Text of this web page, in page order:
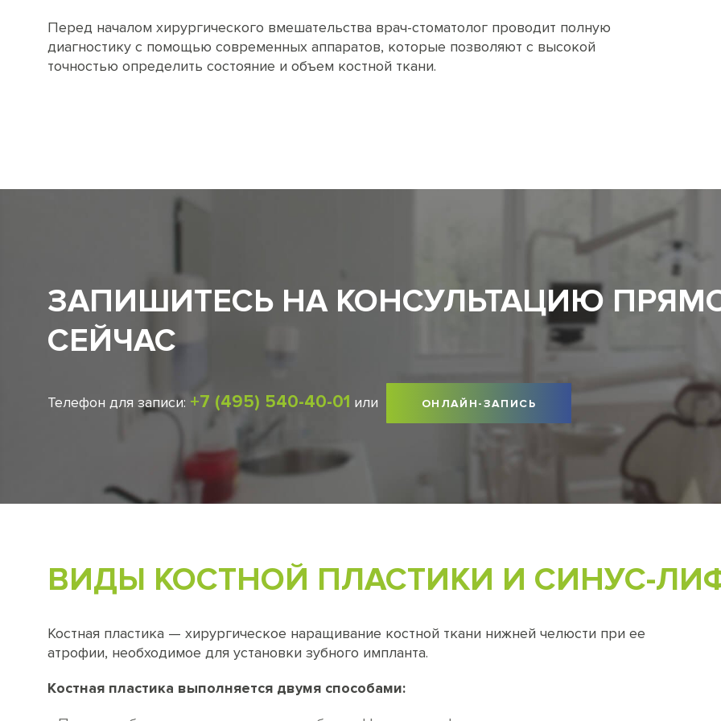
Перед началом хирургического вмешательства врач-стоматолог проводит полную
диагностику с помощью современных аппаратов, которые позволяют с высокой
точностью определить состояние и объем костной ткани.
ЗАПИШИТЕСЬ НА КОНСУЛЬТАЦИЮ
СЕЙЧАС
Телефон для записи: +7 (495) 540-40-01 или ОНЛАЙН-ЗАПИСЬ
ВИДЫ КОСТНОЙ ПЛАСТИКИ И СИНУС-
Костная пластика — хирургическое наращивание костной ткани нижней челюсти при ее
атрофии, необходимое для установки зубного импланта.
Костная пластика выполняется двумя способами: